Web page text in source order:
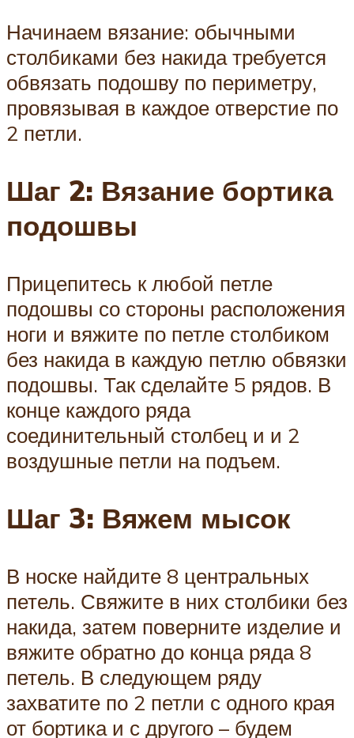
Начинаем вязание: обычными
столбиками без накида требуется
обвязать подошву по периметру,
провязывая в каждое отверстие по
2 петли.
Шаг 2: Вязание бортика
подошвы
Прицепитесь к любой петле
подошвы со стороны расположения
ноги и вяжите по петле столбиком
без накида в каждую петлю обвязки
подошвы. Так сделайте 5 рядов. В
конце каждого ряда
соединительный столбец и и 2
воздушные петли на подъем.
Шаг 3: Вяжем мысок
В носке найдите 8 центральных
петель. Свяжите в них столбики без
накида, затем поверните изделие и
вяжите обратно до конца ряда 8
петель. В следующем ряду
захватите по 2 петли с одного края
от бортика и с другого – будем